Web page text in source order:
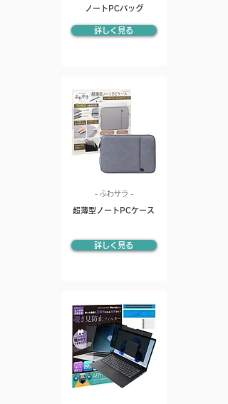
ノートPCバッグ
詳しく見る
- ふわサラ -
超薄型ノートPCケース
詳しく見る